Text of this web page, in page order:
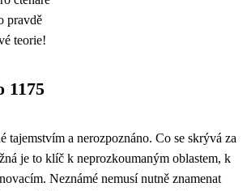
pravdě
teorie!
1175
tajemstvím a nerozpoznáno. Co se skrývá za
je to klíč k neprozkoumaným oblastem, k
Neznámé nemusí nutně znamenat